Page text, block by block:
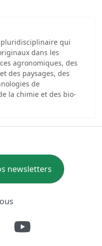
pluridisciplinaire qui
dans les
agronomiques, des
des paysages, des
de
la chimie et des bio-
newsletters